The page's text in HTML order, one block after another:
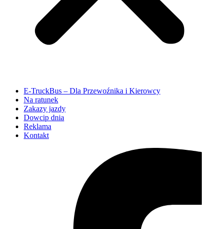
E-TruckBus – Dla Przewoźnika i Kierowcy
Na ratunek
Zakazy jazdy
Dowcip dnia
Reklama
Kontakt